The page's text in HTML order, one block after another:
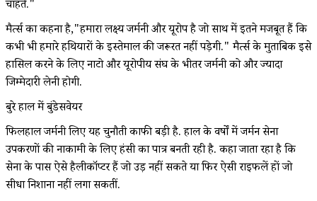
चाहते."
मैर्त्स का कहना है,"हमारा लक्ष्य जर्मनी और यूरोप है जो साथ में इतने मजबूत हैं कि
कभी भी हमारे हथियारों के इस्तेमाल की जरूरत नहीं पड़ेगी." मैर्त्स के मुताबिक इसे
हासिल करने के लिए नाटो और यूरोपीय संघ के भीतर जर्मनी को और ज्यादा
जिम्मेदारी लेनी होगी.
बुरे हाल में बुंडेसवेयर
फिलहाल जर्मनी लिए यह चुनौती काफी बड़ी है. हाल के वर्षों में जर्मन सेना
उपकरणों की नाकामी के लिए हंसी का पात्र बनती रही है. कहा जाता रहा है कि
सेना के पास ऐसे हैलीकॉप्टर हैं जो उड़ नहीं सकते या फिर ऐसी राइफलें हों जो
सीधा निशाना नहीं लगा सकतीं.